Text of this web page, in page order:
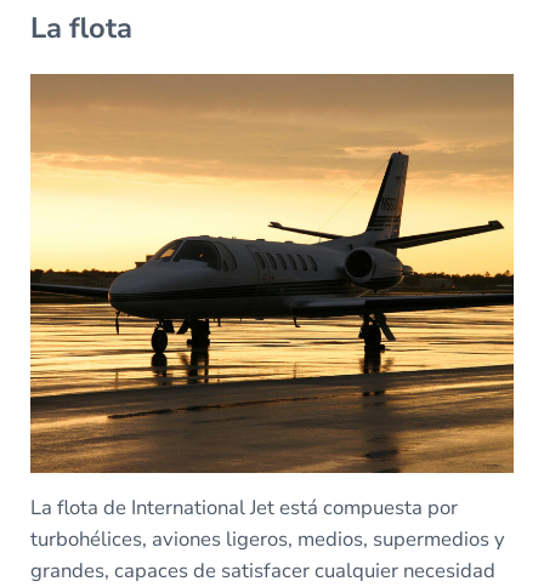
La flota
La flota de International Jet está compuesta por
turbohélices, aviones ligeros, medios, supermedios y
grandes, capaces de satisfacer cualquier necesidad